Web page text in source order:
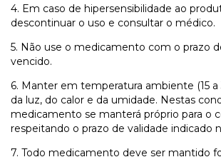
4. Em caso de hipersensibilidade ao
descontinuar o uso e consultar o médico.
5. Não use o medicamento com o prazo
vencido.
6. Manter em temperatura ambiente (15 a
da luz, do calor e da umidade. Nestas
medicamento se manterá próprio para o
respeitando o prazo de validade indicado
7. Todo medicamento deve ser mantido